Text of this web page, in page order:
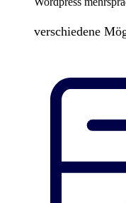
verschiedene